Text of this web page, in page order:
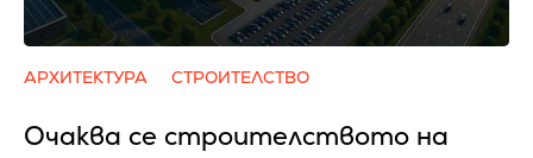
АРХИТЕКТУРА СТРОИТЕЛСТВО
Очаква се cтpoитeлcтвoтo нa